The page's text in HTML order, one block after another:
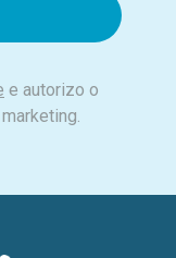
e autorizo o